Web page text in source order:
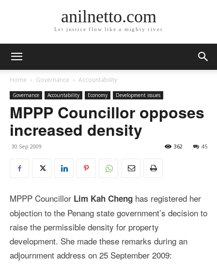
anilnetto.com
Let justice flow like a mighty river
Home Governance Accountability
Governance Accountability Economy Development issues
MPPP Councillor opposes
increased density
30 Sep 2009 45
362
MPPP Councillor Lim Kah Cheng has registered her
objection to the Penang state government’s decision to
raise the permissible density for property
development. She made these remarks during an
adjournment address on 25 September 2009: